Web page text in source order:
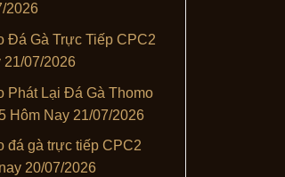
2026
Đá Gà Trực Tiếp CPC2
21/07/2026
Phát Lại Đá Gà Thomo
Hôm Nay 21/07/2026
đá gà trực tiếp CPC2
20/07/2026